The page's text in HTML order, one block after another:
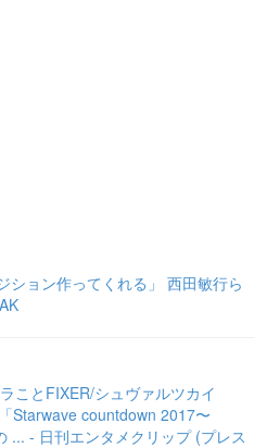
ション作ってくれる」 西田敏行ら
ことFIXER/シュヴァルツカイ
Starwave countdown 2017〜
... - 日刊エンタメクリップ (プレス